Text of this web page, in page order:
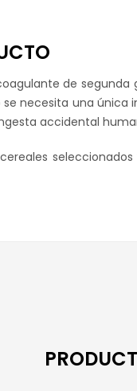
de segunda
necesita una
accidental